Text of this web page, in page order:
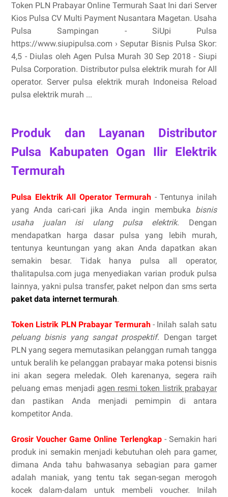
Token PLN Prabayar Online Termurah Saat Ini dari Server
Kios Pulsa CV Multi Payment Nusantara Magetan. Usaha
Pulsa Sampingan - SiUpi Pulsa
https://www.siupipulsa.com › Seputar Bisnis Pulsa Skor:
4,5 - ‎Diulas oleh Agen Pulsa Murah 30 Sep 2018 - Siupi
Pulsa Corporation. Distributor pulsa elektrik murah for All
operator. Server pulsa elektrik murah Indoneisa Reload
pulsa elektrik murah ...
Produk dan Layanan Distributor
Pulsa Kabupaten Ogan Ilir Elektrik
Termurah
Pulsa Elektrik All Operator Termurah - Tentunya inilah
yang Anda cari-cari jika Anda ingin membuka bisnis
usaha jualan isi ulang pulsa elektrik. Dengan
mendapatkan harga dasar pulsa yang lebih murah,
tentunya keuntungan yang akan Anda dapatkan akan
semakin besar. Tidak hanya pulsa all operator,
thalitapulsa.com juga menyediakan varian produk pulsa
lainnya, yakni pulsa transfer, paket nelpon dan sms serta
paket data internet termurah.
Token Listrik PLN Prabayar Termurah- Inilah salah satu
peluang bisnis yang sangat prospektif. Dengan target
PLN yang segera memutasikan pelanggan rumah tangga
untuk beralih ke pelanggan prabayar maka potensi bisnis
ini akan segera meledak. Oleh karenanya, segera raih
peluang emas menjadi agen resmi token listrik prabayar
dan pastikan Anda menjadi pemimpin di antara
kompetitor Anda.
Grosir Voucher Game Online Terlengkap- Semakin hari
produk ini semakin menjadi kebutuhan oleh para gamer,
dimana Anda tahu bahwasanya sebagian para gamer
adalah maniak, yang tentu tak segan-segan merogoh
kocek dalam-dalam untuk membeli voucher. Inilah